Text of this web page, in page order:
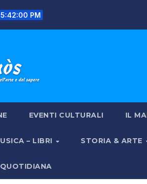
5:42:01 PM
EVENTI CULTURALI IL
– LIBRI STORIA & ARTE